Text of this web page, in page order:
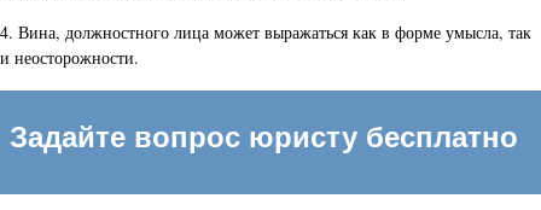
4. Вина, должностного лица может выражаться как в форме умысла, так
и неосторожности.